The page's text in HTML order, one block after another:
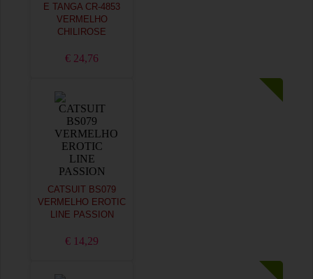
E TANGA CR-4853
VERMELHO
CHILIROSE
€ 24,76
CATSUIT BS079
VERMELHO EROTIC
LINE PASSION
€ 14,29